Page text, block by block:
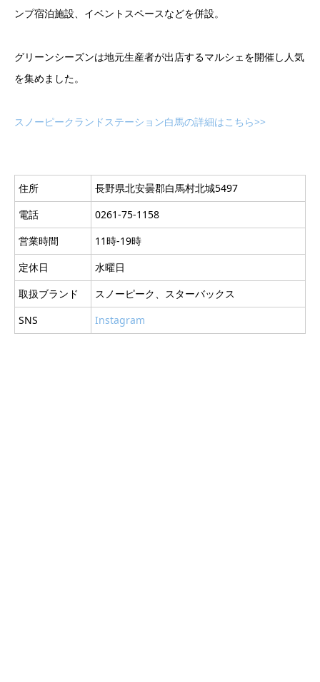
ンプ宿泊施設、イベントスペースなどを併設。
グリーンシーズンは地元生産者が出店するマルシェを開催し人気
を集めました。
スノーピークランドステーション白馬の詳細はこちら>>
住所
長野県北安曇郡白馬村北城5497
電話
0261-75-1158
営業時間
11時-19時
定休日
水曜日
取扱ブランド
スノーピーク、スターバックス
SNS
Instagram